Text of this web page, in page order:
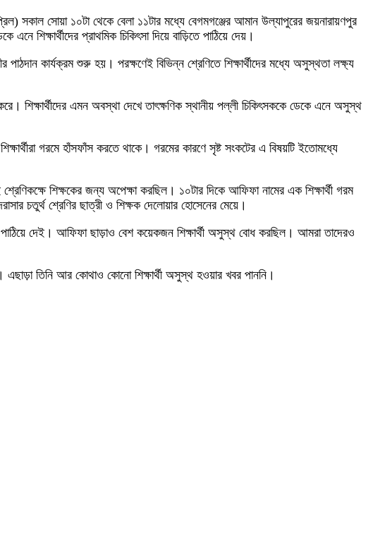
সকাল সোয়া ১০টা থেকে বেলা ১১টার মধ্যে বেগমগঞ্জের আমান উল্যাপুরের জয়নারায়ণপুর
শিক্ষার্থীদের প্রাথমিক চিকিৎসা দিয়ে বাড়িতে পাঠিয়ে দেয়।
পাঠদান কার্যক্রম শুরু হয়। পরক্ষণেই বিভিন্ন শ্রেণিতে শিক্ষার্থীদের মধ্যে অসুস্থতা লক্ষ্য
শিক্ষার্থীদের এমন অবস্থা দেখে তাৎক্ষণিক স্থানীয় পল্লী চিকিৎসককে ডেকে এনে অসুস্থ
গরমে হাঁসফাঁস করতে থাকে। গরমের কারণে সৃষ্ট সংকটের এ বিষয়টি ইতোমধ্যে
শিক্ষকের জন্য অপেক্ষা করছিল। ১০টার দিকে আফিফা নামের এক শিক্ষার্থী গরম
চতুর্থ শ্রেণির ছাত্রী ও শিক্ষক দেলোয়ার হোসেনের মেয়ে।
দেই। আফিফা ছাড়াও বেশ কয়েকজন শিক্ষার্থী অসুস্থ বোধ করছিল। আমরা তাদেরও
এছাড়া তিনি আর কোথাও কোনো শিক্ষার্থী অসুস্থ হওয়ার খবর পাননি।